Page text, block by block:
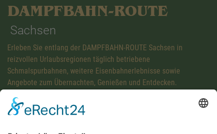
DAMPFBAHN-ROUTE
Sachsen
Erleben Sie entlang der DAMPFBAHN-ROUTE Sachsen in
reizvollen Urlaubsregionen täglich betriebene
Schmalspurbahnen, weitere Eisenbahnerlebnisse sowie
Angebote zum Übernachten, Genießen und Entdecken.